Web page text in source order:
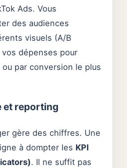
Ads. Vous
des audiences
visuels (A/B
dépenses pour
par conversion le plus
et reporting
gère des chiffres. Une
à dompter les KPI
. Il ne suffit pas